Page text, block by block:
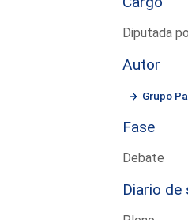
Diputada
Autor
Grupo
Fase
Debate
Diario de